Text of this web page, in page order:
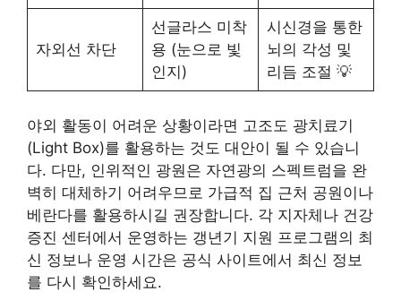
자외선 차단
선글라스 미착
용 (눈으로 빛
인지)
시신경을 통한
뇌의 각성 및
리듬 조절 💡
야외 활동이 어려운 상황이라면 고조도 광치료기
(Light Box)를 활용하는 것도 대안이 될 수 있습니
다. 다만, 인위적인 광원은 자연광의 스펙트럼을 완
벽히 대체하기 어려우므로 가급적 집 근처 공원이나
베란다를 활용하시길 권장합니다. 각 지자체나 건강
증진 센터에서 운영하는 갱년기 지원 프로그램의 최
신 정보나 운영 시간은 공식 사이트에서 최신 정보
를 다시 확인하세요.